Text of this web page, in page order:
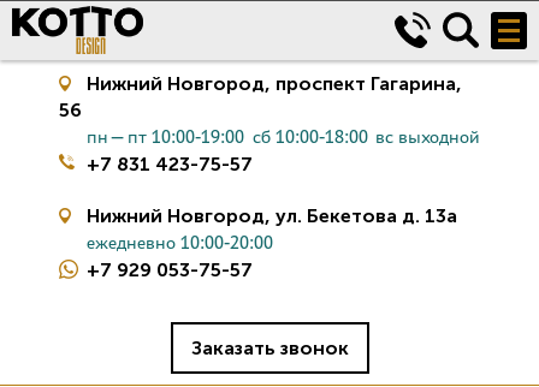
Керамическая плитка
Нижний Новгород, проспект Гагарина,
56
пн—пт 10:00-19:00 сб 10:00-18:00 вс выходной
+7 831 423-75-57
Нижний Новгород, ул. Бекетова д. 13а
ежедневно 10:00-20:00
+7 929 053-75-57
Заказать звонок